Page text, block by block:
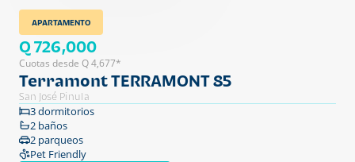
APARTAMENTO
Q 726,000
Cuotas desde Q 4,677*
Terramont TERRAMONT 85
San José Pinula
3 dormitorios
2 baños
2 parqueos
Pet Friendly